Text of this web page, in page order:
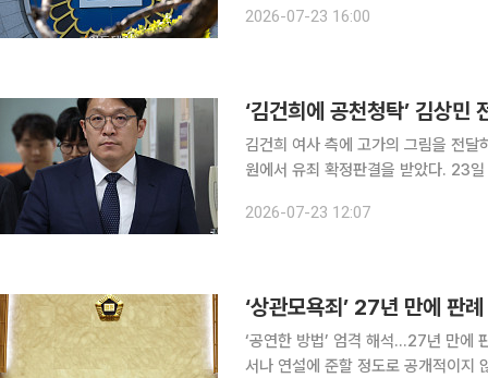
모 씨와 집도의 심모 씨, 산모 권모 씨
2026-07-23 16:00
‘김건희에 공천청탁’ 김상민
김건희 여사 측에 고가의 그림을 전
원에서 유죄 확정판결을 받았다. 23일 대법원 3부(이흥구 주심 대법관)는 김 전 검사 측의 상고를
재직 중 1억4000만원에 이우환 작가
2026-07-23 12:07
‘상관모욕죄’ 27년 만에 판
‘공연한 방법’ 엄격 해석…27년 만에 판례 변경 대법원이 상관에 대한 모욕 발언
서나 연설에 준할 정도로 공개적이지